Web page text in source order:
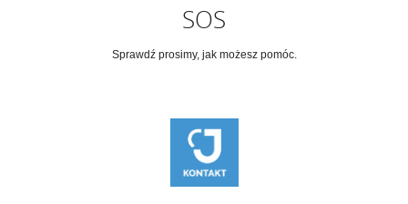
SOS
Sprawdź prosimy, jak możesz pomóc.